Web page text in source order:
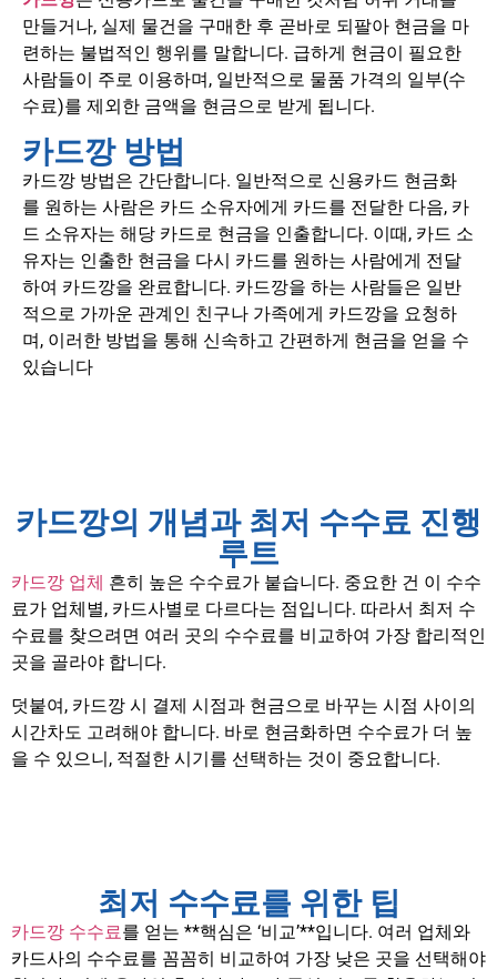
만들거나, 실제 물건을 구매한 후 곧바로 되팔아 현금을 마
련하는 불법적인 행위를 말합니다. 급하게 현금이 필요한
사람들이 주로 이용하며, 일반적으로 물품 가격의 일부(수
수료)를 제외한 금액을 현금으로 받게 됩니다.
카드깡 방법
카드깡 방법은 간단합니다. 일반적으로 신용카드 현금화
를 원하는 사람은 카드 소유자에게 카드를 전달한 다음, 카
드 소유자는 해당 카드로 현금을 인출합니다. 이때, 카드 소
유자는 인출한 현금을 다시 카드를 원하는 사람에게 전달
하여 카드깡을 완료합니다. 카드깡을 하는 사람들은 일반
적으로 가까운 관계인 친구나 가족에게 카드깡을 요청하
며, 이러한 방법을 통해 신속하고 간편하게 현금을 얻을 수
있습니다
카드깡의 개념과 최저 수수료 진행
루트
카드깡 업체 흔히 높은 수수료가 붙습니다. 중요한 건 이 수수
료가 업체별, 카드사별로 다르다는 점입니다. 따라서 최저 수
수료를 찾으려면 여러 곳의 수수료를 비교하여 가장 합리적인
곳을 골라야 합니다.
덧붙여, 카드깡 시 결제 시점과 현금으로 바꾸는 시점 사이의
시간차도 고려해야 합니다. 바로 현금화하면 수수료가 더 높
을 수 있으니, 적절한 시기를 선택하는 것이 중요합니다.
최저 수수료를 위한 팁
카드깡 수수료를 얻는 **핵심은 ‘비교’**입니다. 여러 업체와
카드사의 수수료를 꼼꼼히 비교하여 가장 낮은 곳을 선택해야